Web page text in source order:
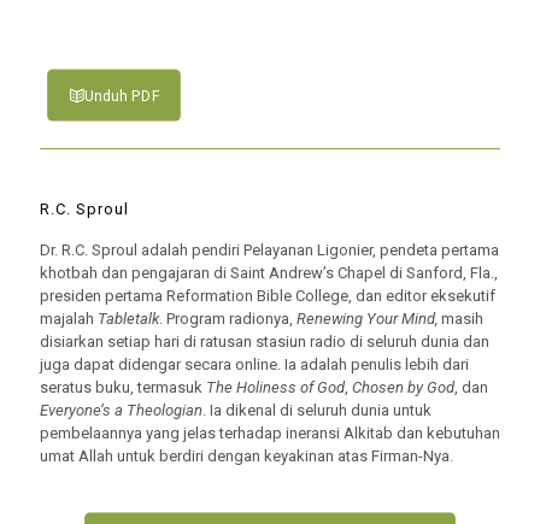
Unduh PDF
R.C. Sproul
Dr. R.C. Sproul adalah pendiri Pelayanan Ligonier, pendeta pertama
khotbah dan pengajaran di Saint Andrew’s Chapel di Sanford, Fla.,
presiden pertama Reformation Bible College, dan editor eksekutif
majalah Tabletalk. Program radionya, Renewing Your Mind, masih
disiarkan setiap hari di ratusan stasiun radio di seluruh dunia dan
juga dapat didengar secara online. Ia adalah penulis lebih dari
seratus buku, termasuk The Holiness of God, Chosen by God, dan
Everyone’s a Theologian. Ia dikenal di seluruh dunia untuk
pembelaannya yang jelas terhadap ineransi Alkitab dan kebutuhan
umat Allah untuk berdiri dengan keyakinan atas Firman-Nya.